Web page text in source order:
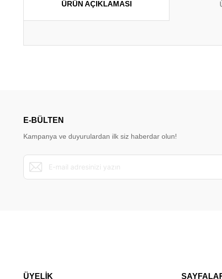
ÜRÜN AÇIKLAMASI
Ürün açıklamasında eksik bilgiler bulunuyor.
Ürün bilgilerinde hatalar bulunuyor.
Bu ürüne benzer farklı alternatifler olmalı.
E-BÜLTEN
Kampanya ve duyurulardan ilk siz haberdar olun!
ÜYELİK